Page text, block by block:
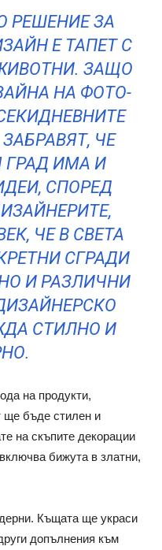
РЕШЕНИЕ ЗА
Е ТАПЕТ С
ЗАЩО
НА ФОТО-
ЧЕ
ИМА И
СПОРЕД
ЧЕ В СВЕТА
СГРАДИ
И РАЗЛИЧНИ
СТИЛНО И
на продукти,
ще бъде стилен и
на скъпите декорации
бижута в златни,
Къщата ще украси
допълнения към